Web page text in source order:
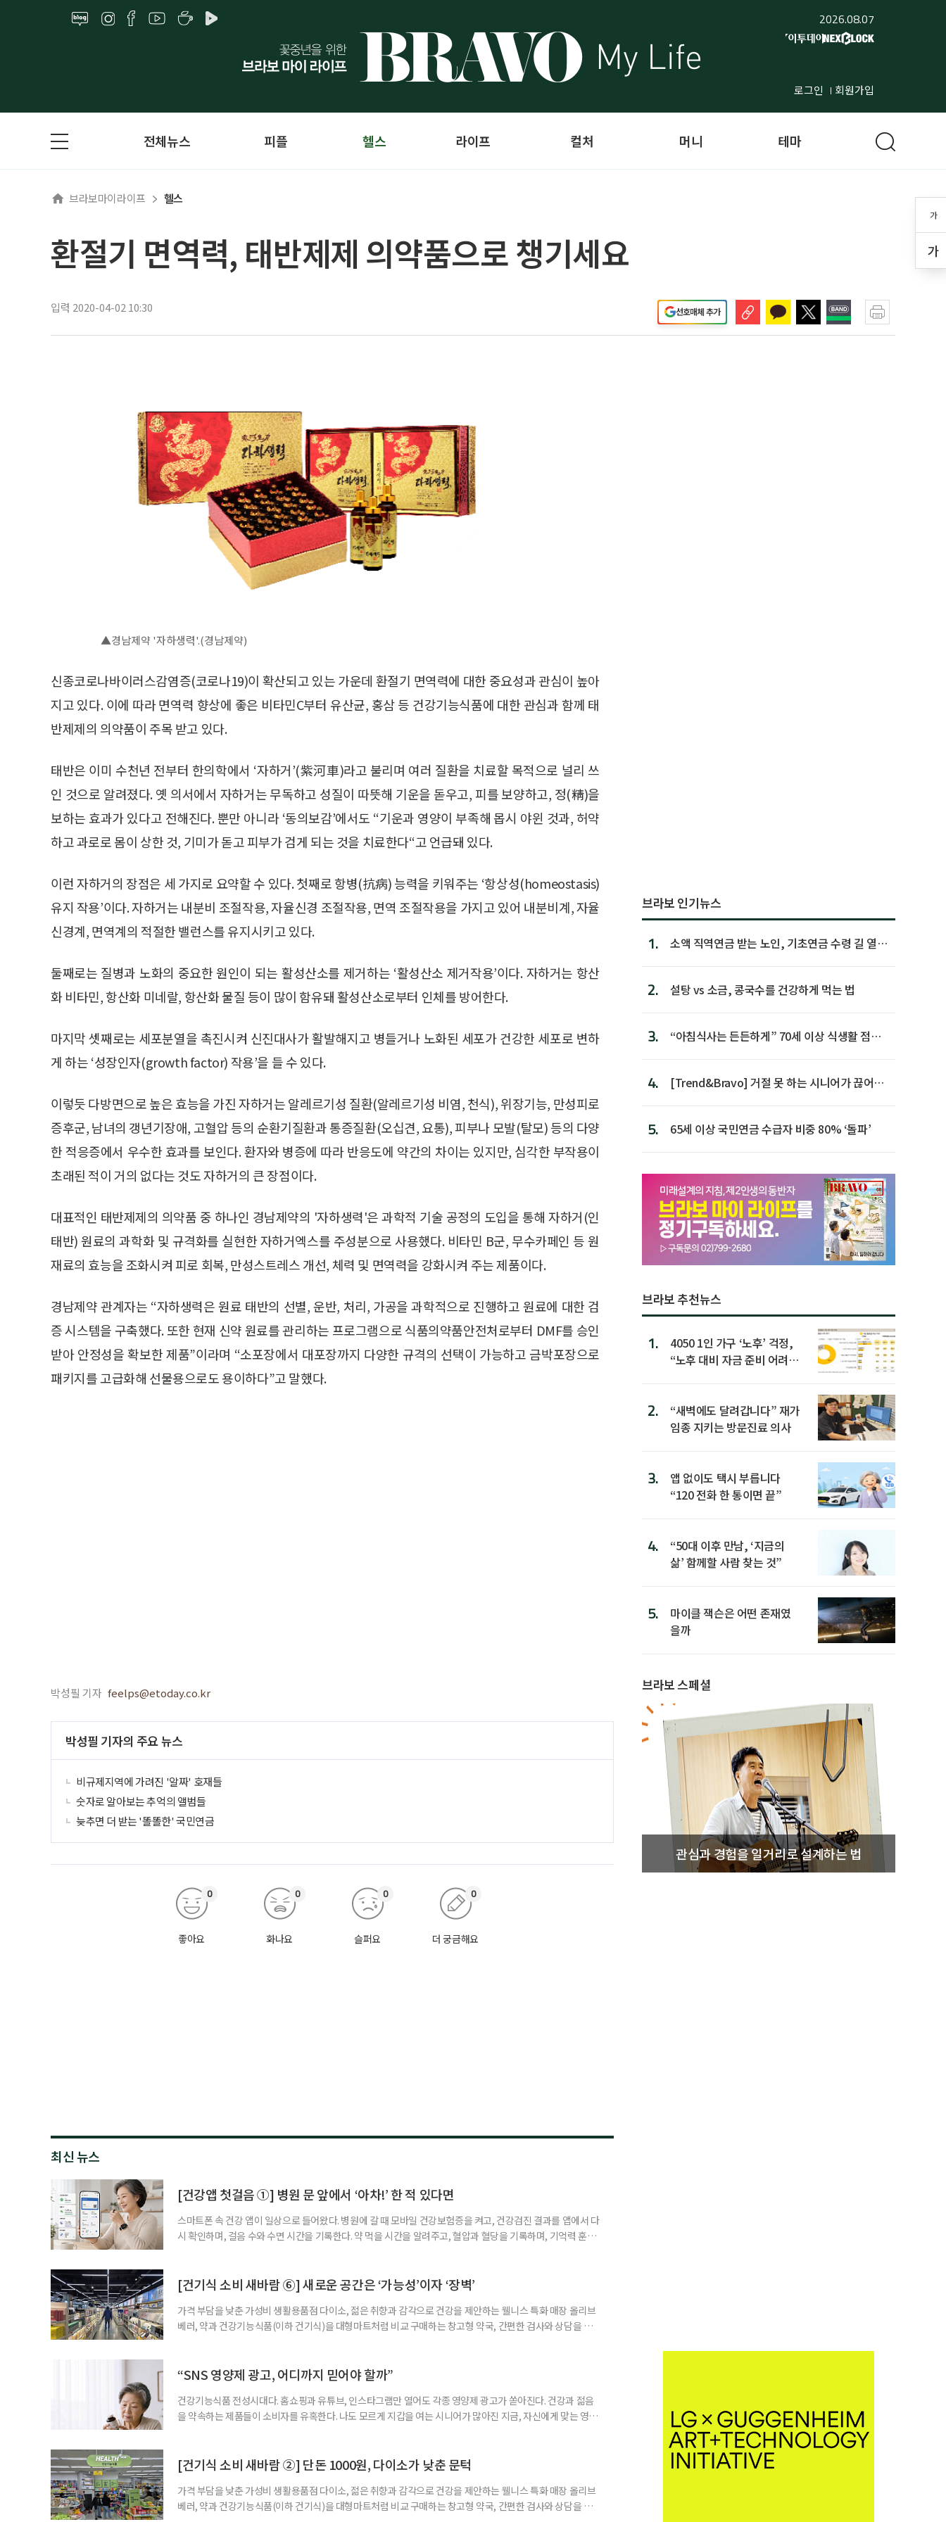
2026.08.07
로그인 회원가입
가
가
전체뉴스 피플 헬스 라이프 컬처 머니 테마
브라보마이라이프 헬스
환절기 면역력, 태반제제 의약품으로 챙기세요
입력 2020-04-02 10:30 선호매체 추가
▲경남제약 '자하생력'.(경남제약)
신종코로나바이러스감염증(코로나19)이 확산되고 있는 가운데 환절기 면역력에 대한 중요성과 관심이 높아
지고 있다. 이에 따라 면역력 향상에 좋은 비타민C부터 유산균, 홍삼 등 건강기능식품에 대한 관심과 함께 태
반제제의 의약품이 주목 받고 있다.
태반은 이미 수천년 전부터 한의학에서 ‘자하거’(紫河車)라고 불리며 여러 질환을 치료할 목적으로 널리 쓰
인 것으로 알려졌다. 옛 의서에서 자하거는 무독하고 성질이 따뜻해 기운을 돋우고, 피를 보양하고, 정(精)을
보하는 효과가 있다고 전해진다. 뿐만 아니라 ‘동의보감’에서도 “기운과 영양이 부족해 몹시 야윈 것과, 허약
하고 과로로 몸이 상한 것, 기미가 돋고 피부가 검게 되는 것을 치료한다“고 언급돼 있다.
이런 자하거의 장점은 세 가지로 요약할 수 있다. 첫째로 항병(抗病) 능력을 키워주는 ‘항상성(homeostasis)
유지 작용’이다. 자하거는 내분비 조절작용, 자율신경 조절작용, 면역 조절작용을 가지고 있어 내분비계, 자율
신경계, 면역계의 적절한 밸런스를 유지시키고 있다.
둘째로는 질병과 노화의 중요한 원인이 되는 활성산소를 제거하는 ‘활성산소 제거작용’이다. 자하거는 항산
화 비타민, 항산화 미네랄, 항산화 물질 등이 많이 함유돼 활성산소로부터 인체를 방어한다.
마지막 셋째로는 세포분열을 촉진시켜 신진대사가 활발해지고 병들거나 노화된 세포가 건강한 세포로 변하
게 하는 ‘성장인자(growth factor) 작용’을 들 수 있다.
이렇듯 다방면으로 높은 효능을 가진 자하거는 알레르기성 질환(알레르기성 비염, 천식), 위장기능, 만성피로
증후군, 남녀의 갱년기장애, 고혈압 등의 순환기질환과 통증질환(오십견, 요통), 피부나 모발(탈모) 등의 다양
한 적응증에서 우수한 효과를 보인다. 환자와 병증에 따라 반응도에 약간의 차이는 있지만, 심각한 부작용이
초래된 적이 거의 없다는 것도 자하거의 큰 장점이다.
대표적인 태반제제의 의약품 중 하나인 경남제약의 '자하생력'은 과학적 기술 공정의 도입을 통해 자하거(인
태반) 원료의 과학화 및 규격화를 실현한 자하거엑스를 주성분으로 사용했다. 비타민 B군, 무수카페인 등 원
재료의 효능을 조화시켜 피로 회복, 만성스트레스 개선, 체력 및 면역력을 강화시켜 주는 제품이다.
경남제약 관계자는 “자하생력은 원료 태반의 선별, 운반, 처리, 가공을 과학적으로 진행하고 원료에 대한 검
증 시스템을 구축했다. 또한 현재 신약 원료를 관리하는 프로그램으로 식품의약품안전처로부터 DMF를 승인
받아 안정성을 확보한 제품”이라며 “소포장에서 대포장까지 다양한 규격의 선택이 가능하고 금박포장으로
패키지를 고급화해 선물용으로도 용이하다”고 말했다.
박성필 기자 feelps@etoday.co.kr
박성필 기자의 주요 뉴스
비규제지역에 가려진 '알짜' 호재들
숫자로 알아보는 추억의 앨범들
늦추면 더 받는 '똘똘한' 국민연금
좋아요
0
화나요
0
슬퍼요
0
더 궁금해요
0
최신 뉴스
[건강앱 첫걸음 ①] 병원 문 앞에서 ‘아차!’ 한 적 있다면
스마트폰 속 건강 앱이 일상으로 들어왔다. 병원에 갈 때 모바일 건강보험증을 켜고, 건강검진 결과를 앱에서 다
시 확인하며, 걸음 수와 수면 시간을 기록한다. 약 먹을 시간을 알려주고, 혈압과 혈당을 기록하며, 기억력 훈련
워치나 운동 앱을 먼저 떠올리기 쉽다. 하지만 시니어에게 가장 먼저 필요한 디지털 건강 도구는 의외로
[건기식 소비 새바람 ⑥] 새로운 공간은 ‘가능성’이자 ‘장벽’
가격 부담을 낮춘 가성비 생활용품점 다이소, 젊은 취향과 감각으로 건강을 제안하는 웰니스 특화 매장 올리브
베러, 약과 건강기능식품(이하 건기식)을 대형마트처럼 비교 구매하는 창고형 약국, 간편한 검사와 상담을 결
용하면 좋을지 현장을 직접 방문해 살펴봤다. 다이소, 올리브베러, 창고형·체험형 약국까지. 건기식을 구매할
“SNS 영양제 광고, 어디까지 믿어야 할까”
건강기능식품 전성시대다. 홈쇼핑과 유튜브, 인스타그램만 열어도 각종 영양제 광고가 쏟아진다. 건강과 젊음
을 약속하는 제품들이 소비자를 유혹한다. 나도 모르게 지갑을 여는 시니어가 많아진 지금, 자신에게 맞는 영양
황 프로젝트’가 SNS를 중심으로 펼쳐지고 있다. 연예인과 인플루언서가 추천하는 제품 광고를 보다 보면, 그
[건기식 소비 새바람 ②] 단돈 1000원, 다이소가 낮춘 문턱
가격 부담을 낮춘 가성비 생활용품점 다이소, 젊은 취향과 감각으로 건강을 제안하는 웰니스 특화 매장 올리브
베러, 약과 건강기능식품(이하 건기식)을 대형마트처럼 비교 구매하는 창고형 약국, 간편한 검사와 상담을 결
브라보 인기뉴스
1.
소액 직역연금 받는 노인, 기초연금 수령 길 열린
2. 설탕 vs 소금, 콩국수를 건강하게 먹는 법
3.
“아침식사는 든든하게” 70세 이상 식생활 점수
4.
[Trend&Bravo] 거절 못 하는 시니어가 끊어야
5. 65세 이상 국민연금 수급자 비중 80% ‘돌파’
브라보 추천뉴스
1.
4050 1인 가구 ‘노후’ 걱정,
“노후 대비 자금 준비 어려
2.
“새벽에도 달려갑니다” 재가
임종 지키는 방문진료 의사
3.
앱 없이도 택시 부릅니다
“120 전화 한 통이면 끝”
4.
“50대 이후 만남, ‘지금의
삶’ 함께할 사람 찾는 것”
5.
마이클 잭슨은 어떤 존재였
을까
브라보 스페셜
관심과 경험을 일거리로 설계하는 법